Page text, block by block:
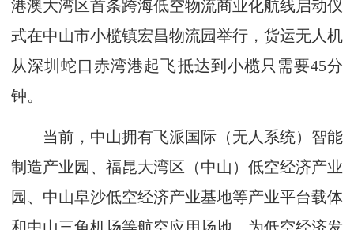
港澳大湾区首条跨海低空物流商业化航线启动仪
式在中山市小榄镇宏昌物流园举行，货运无人机
从深圳蛇口赤湾港起飞抵达到小榄只需要45分
钟。
当前，中山拥有飞派国际（无人系统）智能
制造产业园、福昆大湾区（中山）低空经济产业
园、中山阜沙低空经济产业基地等产业平台载体